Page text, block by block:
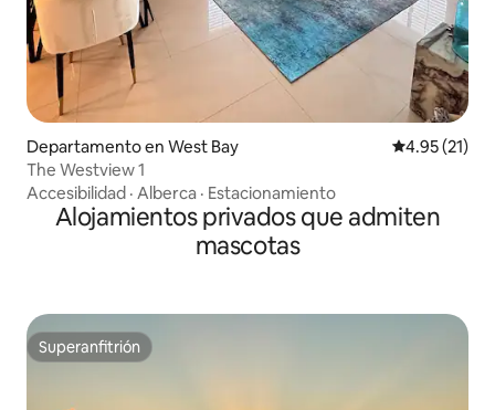
Departamento en West Bay Calificación
4.95 (21)
The Westview 1
Accesibilidad · Alberca · Estacionamiento
Alojamientos privados que admiten
mascotas
Superanfitrión
Superanfitrión